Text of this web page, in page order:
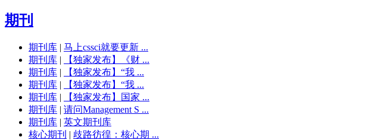
期刊
期刊库 | 马上cssci就要更新 ...
期刊库 |
【独家发布】《财 ...
期刊库 |
【独家发布】“我 ...
期刊库 |
【独家发布】“我 ...
期刊库 |
【独家发布】国家 ...
期刊库 | 请问Management S ...
期刊库 | 英文期刊库
核心期刊 | 歧路彷徨：核心期 ...